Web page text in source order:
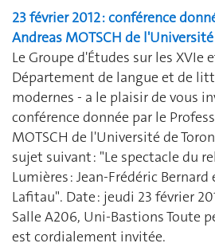
23 février 2012 : conférence
Andreas MOTSCH de
Le Groupe d'Études sur les XVIe
Département de langue et de
modernes - a le plaisir de vous
conférence donnée par le
MOTSCH de l'Université de
sujet suivant : "Le spectacle du
Lumières : Jean-Frédéric
Lafitau". Date : jeudi 23 février
Salle A206, Uni-Bastions Toute
est cordialement invitée.